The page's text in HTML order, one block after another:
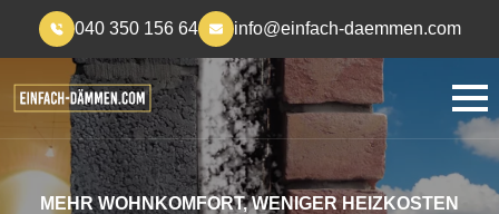
040 350 156 64 info@einfach-daemmen.com
MEHR WOHNKOMFORT, WENIGER HEIZKOSTEN